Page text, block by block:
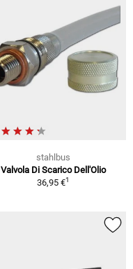
stahlbus
Valvola Di Scarico Dell'Olio
36,95 €1